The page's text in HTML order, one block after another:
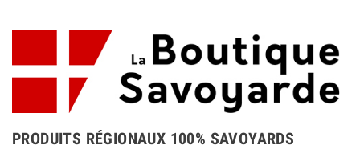
PRODUITS RÉGIONAUX 100% SAVOYARDS